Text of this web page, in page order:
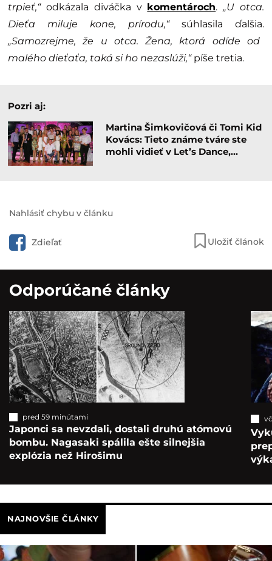
trpieť,“odkázala diváčka v komentároch.„U otca.
Dieťa miluje kone, prírodu,“súhlasila ďalšia.
„Samozrejme, že u otca. Žena, ktorá odíde od
malého dieťaťa, taká si ho nezaslúži,“píše tretia.
Pozri aj:
Martina Šimkovičová či Tomi Kid
Kovács: Tieto známe tváre ste
mohli vidieť v Let’s Dance,…
Nahlásiť chybu v článku
Zdieľať Uložiť článok
Odporúčané články
pred 59 minútami
Japonci sa nevzdali, dostali druhú atómovú
bombu. Nagasaki spálila ešte silnejšia
explózia než Hirošimu
NAJNOVŠIE ČLÁNKY